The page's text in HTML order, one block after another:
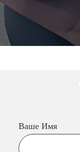
Ваше Имя